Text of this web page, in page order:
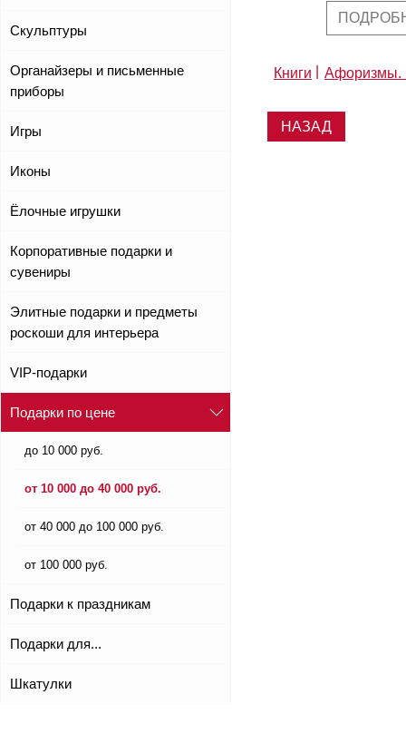
Скульптуры
Органайзеры и письменные
приборы
Игры
Иконы
Ёлочные игрушки
Корпоративные подарки и
сувениры
Элитные подарки и предметы
роскоши для интерьера
VIP-подарки
Подарки по цене
до 10 000 руб.
от 10 000 до 40 000 руб.
от 40 000 до 100 000 руб.
от 100 000 руб.
Подарки к праздникам
Подарки для...
Шкатулки
Книги Афоризмы.
НАЗАД